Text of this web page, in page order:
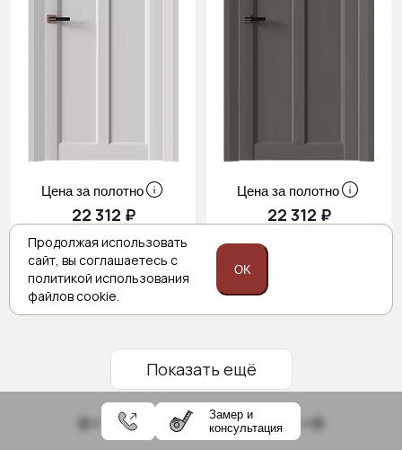
Цена за полотно
22 312 ₽
Цена за полотно
22 312 ₽
Показать ещё
2 3 5 6
Замер и
консультация
Продолжая использовать
сайт, вы соглашаетесь с
политикой использования
файлов cookie.
OK